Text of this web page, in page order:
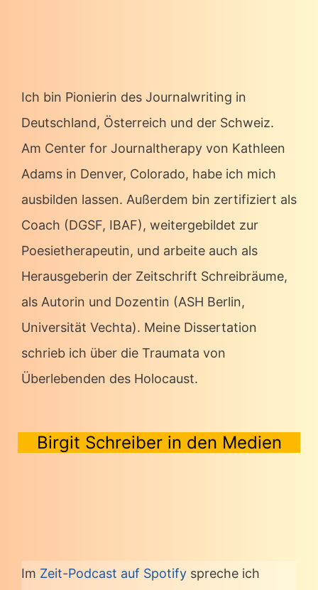
Ich bin Pionierin des Journalwriting in
Deutschland, Österreich und der Schweiz.
Am Center for Journaltherapy von Kathleen
Adams in Denver, Colorado, habe ich mich
ausbilden lassen. Außerdem bin zertifiziert als
Coach (DGSF, IBAF), weitergebildet zur
Poesietherapeutin, und arbeite auch als
Herausgeberin der Zeitschrift Schreibräume,
als Autorin und Dozentin (ASH Berlin,
Universität Vechta). Meine Dissertation
schrieb ich über die Traumata von
Überlebenden des Holocaust.
Birgit Schreiber in den Medien
Im Zeit-Podcast auf Spotify spreche ich